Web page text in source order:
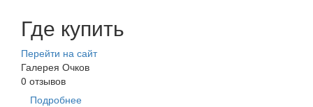
Где купить
Перейти на сайт
Галерея Очков
0 отзывов
Подробнее